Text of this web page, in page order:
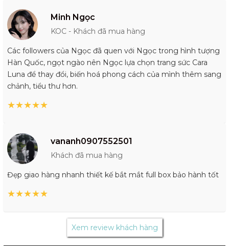
Minh Ngọc
KOC - Khách đã mua hàng
Các followers của Ngọc đã quen với Ngọc trong hình tượng
Hàn Quốc, ngọt ngào nên Ngọc lựa chọn trang sức Cara
Luna để thay đổi, biến hoá phong cách của mình thêm sang
chảnh, tiểu thư hơn.
★★★★★
vananh0907552501
Khách đã mua hàng
Đẹp giao hàng nhanh thiết kế bắt mắt full box bảo hành tốt
★★★★★
Xem review khách hàng